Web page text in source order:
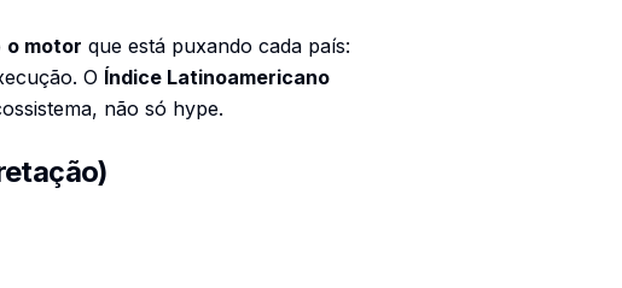
o motor que está puxando cada país:
O Índice Latinoamericano
não só hype.